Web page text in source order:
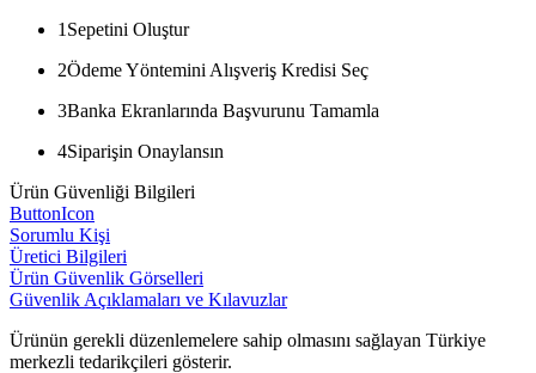
1 Sepetini Oluştur
2Ödeme Yöntemini Alışveriş Kredisi Seç
3Banka Ekranlarında Başvurunu Tamamla
4Siparişin Onaylansın
Ürün Güvenliği Bilgileri
ButtonIcon
Sorumlu Kişi
Üretici Bilgileri
Ürün Güvenlik Görselleri
Güvenlik Açıklamaları ve Kılavuzlar
Ürünün gerekli düzenlemelere sahip olmasını sağlayan Türkiye
merkezli tedarikçileri gösterir.